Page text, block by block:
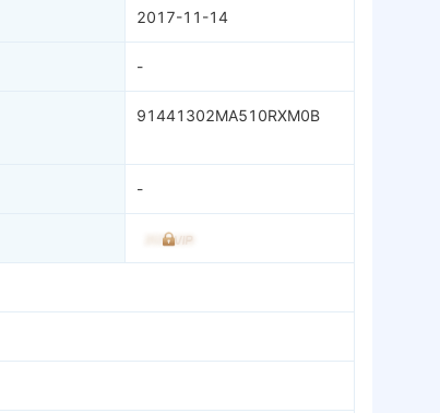
2017-11-14
-
91441302MA510RXM0B
-